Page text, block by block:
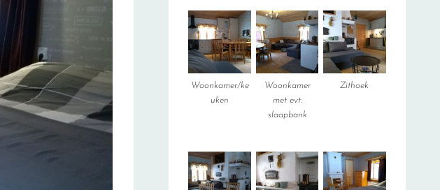
Woonkamer/ke
uken
Woonkamer
met evt.
slaapbank
Zithoek